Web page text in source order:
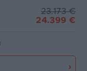
23.173 €
24.399 €